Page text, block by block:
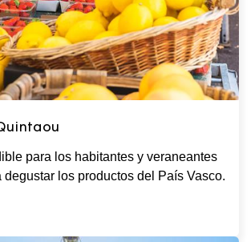
para los habitantes y veraneantes
degustar los productos del País Vasco.